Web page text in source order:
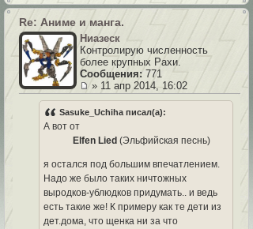
Re: Аниме и манга.
Ниазеск
Контролирую численность
более крупных Рахи.
Сообщения:771
» 11 апр 2014, 16:02
Sasuke_Uchiha писал(а):
А вот от
Elfen Lied (Эльфийская песнь)
я остался под большим впечатлением.
Надо же было таких ничтожных
выродков-ублюдков придумать.. и ведь
есть такие же! К примеру как те дети из
дет.дома, что щенка ни за что